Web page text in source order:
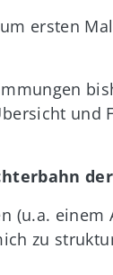
ersten
und
(u.a.
zu